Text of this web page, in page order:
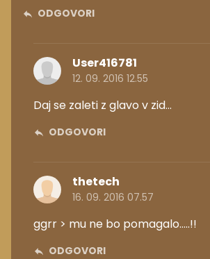
ODGOVORI
User416781
12. 09. 2016 12.55
Daj se zaleti z glavo v zid...
ODGOVORI
thetech
16. 09. 2016 07.57
ggrr > mu ne bo pomagalo.....!!
ODGOVORI